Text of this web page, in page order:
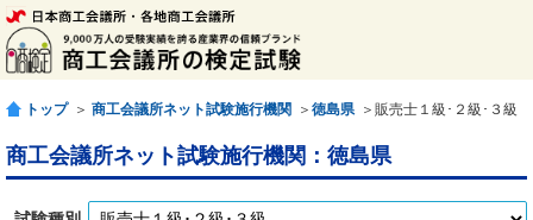
トップ ＞ 商工会議所ネット試験施行機関 ＞ 徳島県 ＞販売士１級･２級･３級
商工会議所ネット試験施行機関：徳島県